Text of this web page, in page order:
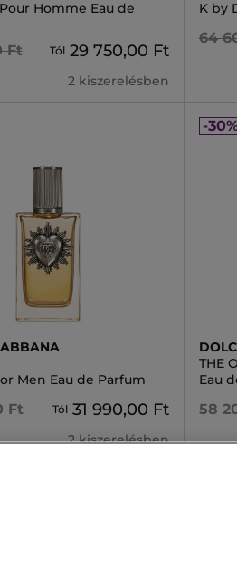
Homme Eau de
Ft Tól 29 750,00 Ft
2 kiszerelésben
K by
64
Men Eau de Parfum
Ft Tól 31 990,00 Ft
2 kiszerelésben
-
THE
Eau
58